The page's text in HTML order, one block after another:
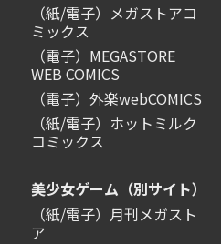
（紙/電子）メガストアコ
ミックス
（電子）MEGASTORE
WEB COMICS
（電子）外楽webCOMICS
（紙/電子）ホットミルク
コミックス
美少女ゲーム（別サイト）
（紙/電子）月刊メガスト
ア